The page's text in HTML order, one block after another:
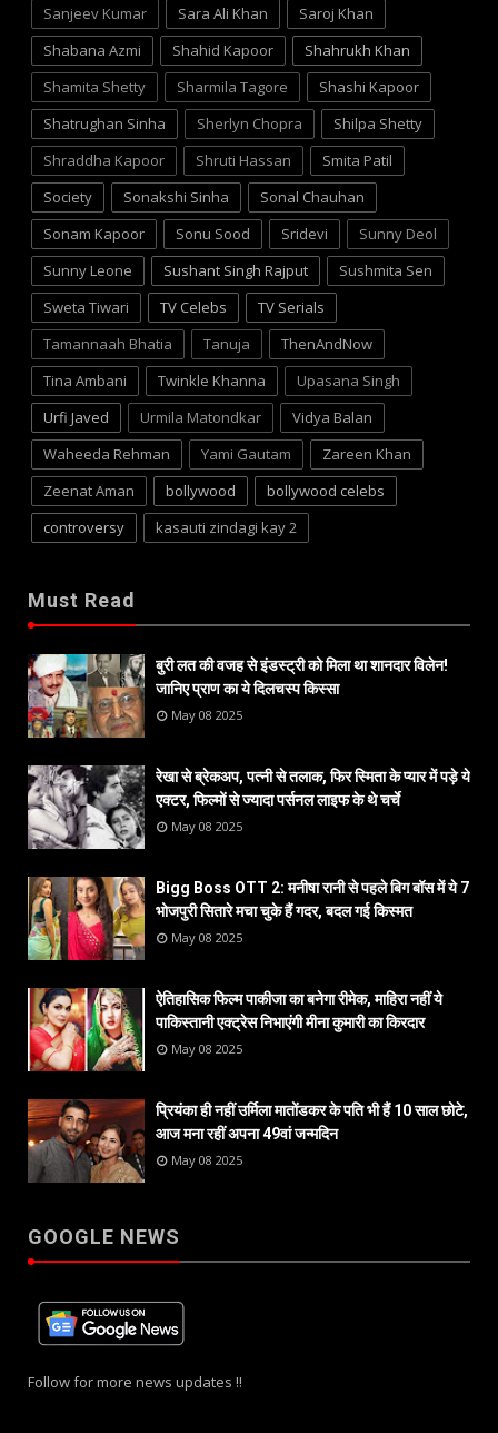
Sanjeev Kumar
Sara Ali Khan
Saroj Khan
Shabana Azmi
Shahid Kapoor
Shahrukh Khan
Shamita Shetty
Sharmila Tagore
Shashi Kapoor
Shatrughan Sinha
Sherlyn Chopra
Shilpa Shetty
Shraddha Kapoor
Shruti Hassan
Smita Patil
Society
Sonakshi Sinha
Sonal Chauhan
Sonam Kapoor
Sonu Sood Sridevi
Sunny Deol
Sunny Leone
Sushant Singh Rajput
Sushmita Sen
Sweta Tiwari
TV Celebs
TV Serials
Tamannaah Bhatia
Tanuja
ThenAndNow
Tina Ambani
Twinkle Khanna
Upasana Singh
Urfi Javed
Urmila Matondkar
Vidya Balan
Waheeda Rehman
Yami Gautam
Zareen Khan
Zeenat Aman
bollywood
bollywood celebs
controversy
kasauti zindagi kay 2
Must Read
बुरी लत की वजह से इंडस्ट्री को मिला था शानदार विलेन!
जानिए प्राण का ये दिलचस्प किस्सा
May 08 2025
रेखा से ब्रेकअप, पत्नी से तलाक, फिर स्मिता के प्यार में पड़े ये
एक्टर, फिल्मों से ज्यादा पर्सनल लाइफ के थे चर्चे
May 08 2025
Bigg Boss OTT 2: मनीषा रानी से पहले बिग बॉस में ये 7
भोजपुरी सितारे मचा चुके हैं गदर, बदल गई किस्मत
May 08 2025
ऐतिहासिक फिल्म पाकीजा का बनेगा रीमेक, माहिरा नहीं ये
पाकिस्तानी एक्ट्रेस निभाएंगी मीना कुमारी का किरदार
May 08 2025
प्रियंका ही नहीं उर्मिला मातोंडकर के पति भी हैं 10 साल छोटे,
आज मना रहीं अपना 49वां जन्मदिन
May 08 2025
GOOGLE NEWS
Follow for more news updates !!